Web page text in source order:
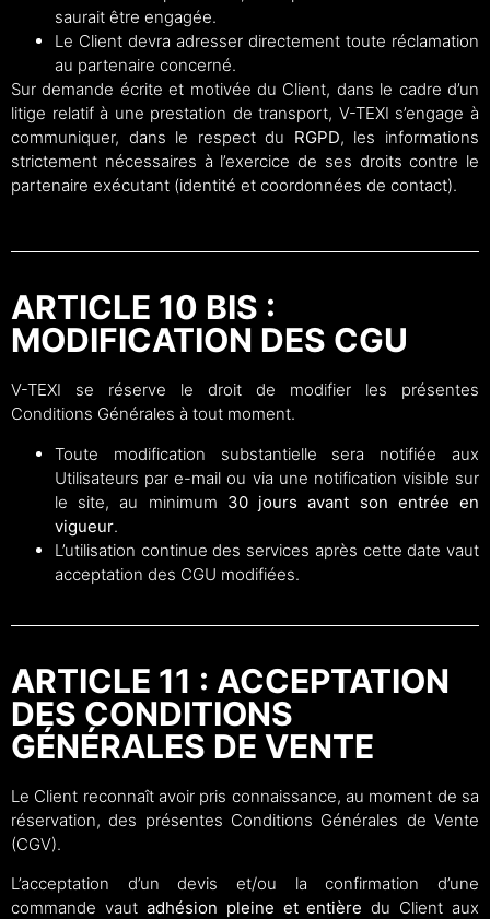
saurait être engagée.
Le Client devra adresser directement toute réclamation
au partenaire concerné.
Sur demande écrite et motivée du Client, dans le cadre d’un
litige relatif à une prestation de transport, V-TEXI s’engage à
communiquer, dans le respect du RGPD, les informations
strictement nécessaires à l’exercice de ses droits contre le
partenaire exécutant (identité et coordonnées de contact).
ARTICLE 10 BIS :
MODIFICATION DES CGU
V-TEXI se réserve le droit de modifier les présentes
Conditions Générales à tout moment.
Toute modification substantielle sera notifiée aux
Utilisateurs par e-mail ou via une notification visible sur
le site, au minimum 30 jours avant son entrée en
vigueur.
L’utilisation continue des services après cette date vaut
acceptation des CGU modifiées.
ARTICLE 11 : ACCEPTATION
DES CONDITIONS
GÉNÉRALES DE VENTE
Le Client reconnaît avoir pris connaissance, au moment de sa
réservation, des présentes Conditions Générales de Vente
(CGV).
L’acceptation d’un devis et/ou la confirmation d’une
commande vaut adhésion pleine et entièredu Client aux